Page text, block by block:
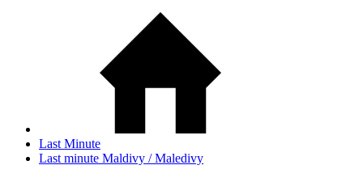
Last Minute
Last minute Maldivy / Maledivy